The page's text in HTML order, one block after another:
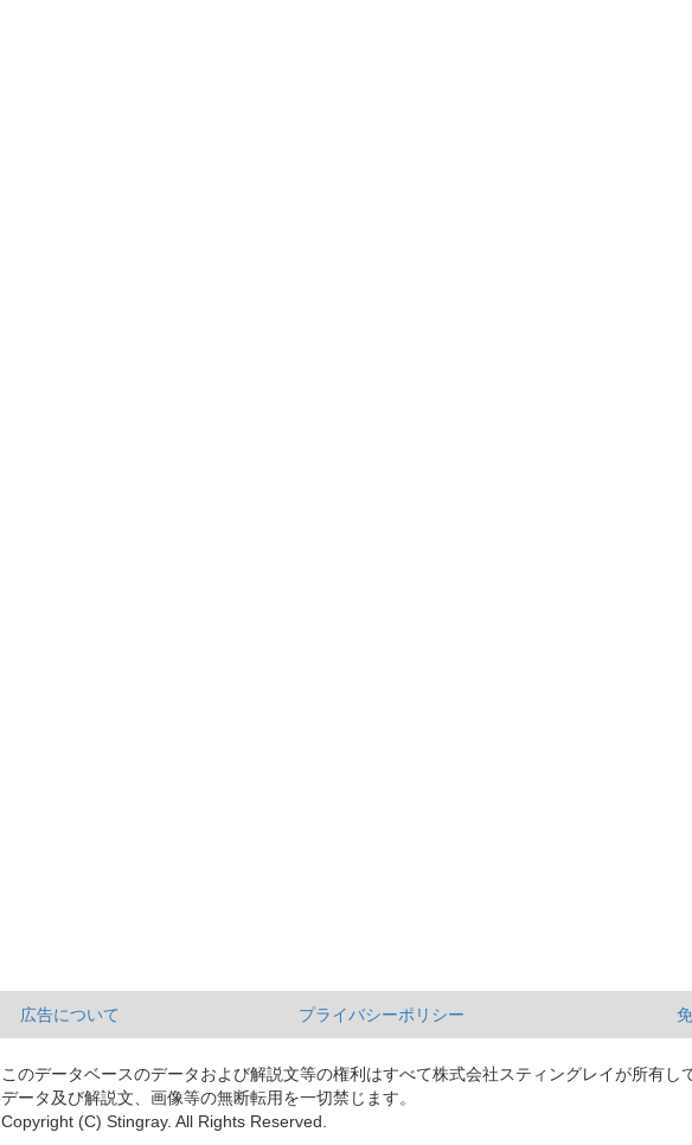
広告について プライバシーポリシー
このデータベースのデータおよび解説文等の権利はすべて株式会社スティングレイが所有し
データ及び解説文、画像等の無断転用を一切禁じます。
Copyright (C) Stingray. All Rights Reserved.